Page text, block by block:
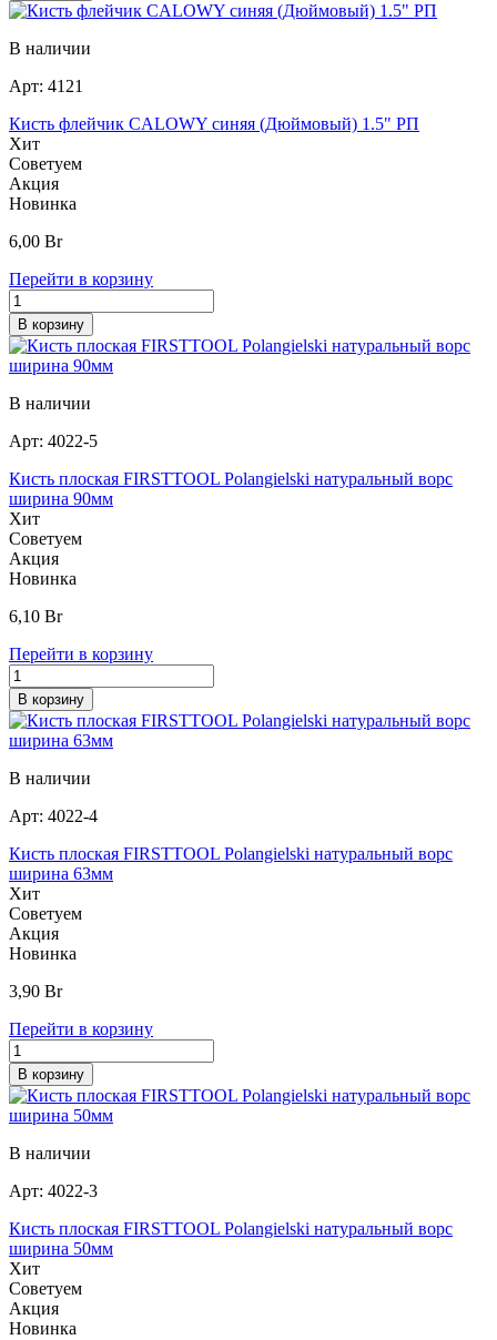
В наличии
Арт: 4121
Кисть флейчик CALOWY синяя (Дюймовый) 1.5" РП
Хит
Советуем
Акция
Новинка
6,00 Br
Перейти в корзину
В корзину
В наличии
Арт: 4022-5
Кисть плоская FIRSTTOOL Polangielski натуральный ворс
ширина 90мм
Хит
Советуем
Акция
Новинка
6,10 Br
Перейти в корзину
В корзину
В наличии
Арт: 4022-4
Кисть плоская FIRSTTOOL Polangielski натуральный ворс
ширина 63мм
Хит
Советуем
Акция
Новинка
3,90 Br
Перейти в корзину
В корзину
В наличии
Арт: 4022-3
Кисть плоская FIRSTTOOL Polangielski натуральный ворс
ширина 50мм
Хит
Советуем
Акция
Новинка